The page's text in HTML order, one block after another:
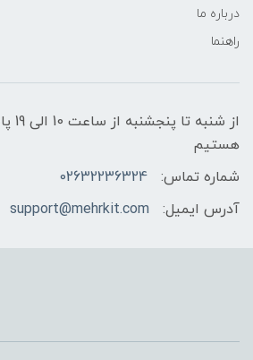
درباره ما
راهنما
از
هستیم
شماره تماس:
02632236324
آدرس ایمیل:
support@mehrkit.com